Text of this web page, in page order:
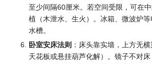
至少间隔60厘米。若空间受限，可在
植（木泄水、生火）。冰箱、微波炉
水槽。
卧室安床法则 ：床头靠实墙，上方无
天花板或悬挂葫芦化解）。镜子不对